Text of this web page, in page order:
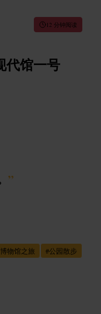
12 分钟阅读
代馆一号
”
博物馆之旅 #公园散步